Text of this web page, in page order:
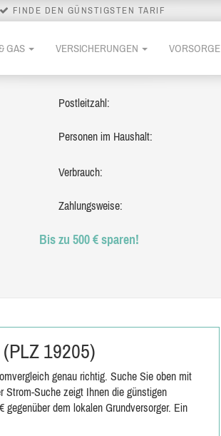
FINDE DEN GÜNSTIGSTEN TARIF
GAS VERSICHERUNGEN VORSORGE
Postleitzahl:
Personen im Haushalt:
Verbrauch:
Zahlungsweise:
Bis zu 500 € sparen!
19205)
genau richtig. Suche Sie oben mit
Strom-Suche zeigt Ihnen die günstigen
dem lokalen Grundversorger. Ein